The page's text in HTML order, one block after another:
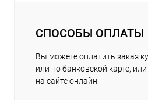
СПОСОБЫ ОПЛАТЫ
Вы можете оплатить заказ
или по банковской карте,
на сайте онлайн.